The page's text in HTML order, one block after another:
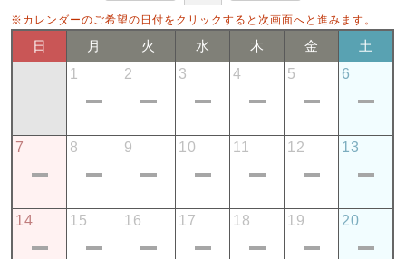
※カレンダーのご希望の日付をクリックすると次画面へと進みます。
日 月 火 水 木 金
土
1
2 3 4 5 6
7 8 9 10 11 12 13
14 15 16 17 18 19 20